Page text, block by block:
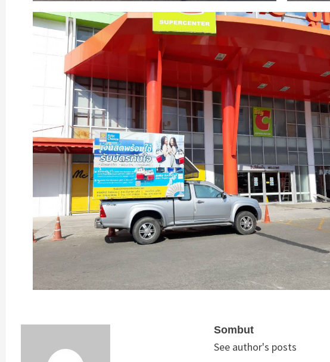
Sombut
See author's posts